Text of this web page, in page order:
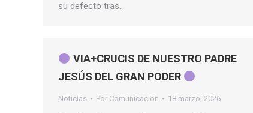
su defecto tras…
VIA+CRUCIS DE NUESTRO PADRE
JESÚS DEL GRAN PODER
Noticias Por Comunicacion 18 marzo, 2026